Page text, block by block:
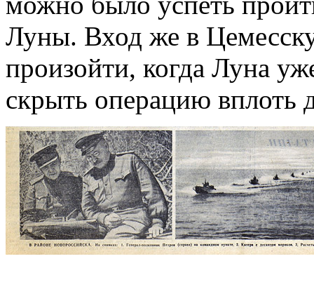
Луны. Вход же в
произойти, когда Луна
скрыть операцию вплоть